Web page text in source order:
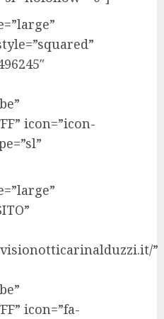
icon=”icon-
”
icon=”fa-